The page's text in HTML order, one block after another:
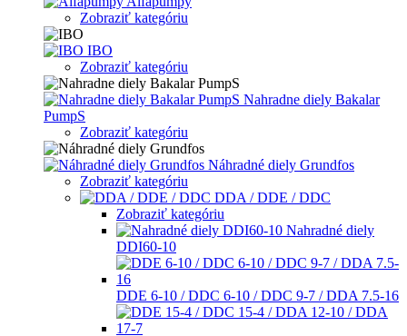
Zobraziť kategóriu
IBO
Zobraziť kategóriu
Nahradne diely Bakalar
PumpS
Zobraziť kategóriu
Náhradné diely Grundfos
Zobraziť kategóriu
DDA / DDE / DDC
Zobraziť kategóriu
Nahradné diely
DDI60-10
DDE 6-10 / DDC 6-10 / DDC 9-7 / DDA 7.5-16